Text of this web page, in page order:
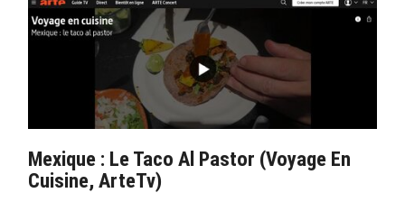
Mexique : Le Taco Al Pastor (Voyage En
Cuisine, ArteTv)